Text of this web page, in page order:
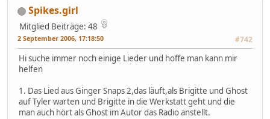
Spikes.girl
Mitglied Beiträge: 48
2 September 2006, 17:18:50 #742
Hi suche immer noch einige Lieder und hoffe man kann mir
helfen
1. Das Lied aus Ginger Snaps 2,das läuft,als Brigitte und Ghost
auf Tyler warten und Brigitte in die Werkstatt geht und die
man auch hört als Ghost im Autor das Radio anstellt.